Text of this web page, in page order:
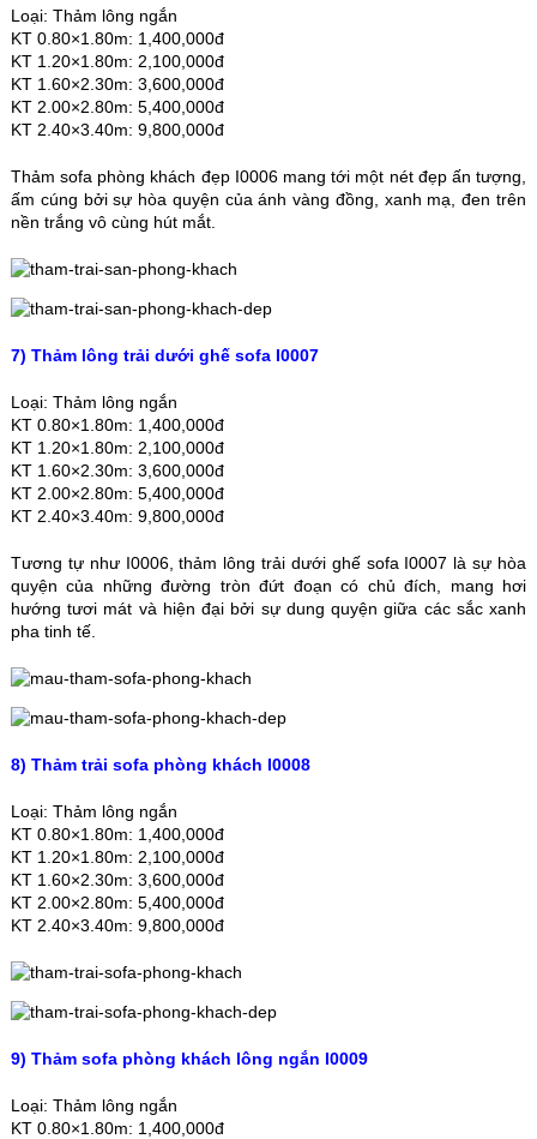
Loại: Thảm lông ngắn
KT 0.80×1.80m: 1,400,000đ
KT 1.20×1.80m: 2,100,000đ
KT 1.60×2.30m: 3,600,000đ
KT 2.00×2.80m: 5,400,000đ
KT 2.40×3.40m: 9,800,000đ
Thảm sofa phòng khách đẹp I0006 mang tới một nét đẹp ấn tượng,
ấm cúng bởi sự hòa quyện của ánh vàng đồng, xanh mạ, đen trên
nền trắng vô cùng hút mắt.
7) Thảm lông trải dưới ghế sofa I0007
Loại: Thảm lông ngắn
KT 0.80×1.80m: 1,400,000đ
KT 1.20×1.80m: 2,100,000đ
KT 1.60×2.30m: 3,600,000đ
KT 2.00×2.80m: 5,400,000đ
KT 2.40×3.40m: 9,800,000đ
Tương tự như I0006, thảm lông trải dưới ghế sofa I0007 là sự hòa
quyện của những đường tròn đứt đoạn có chủ đích, mang hơi
hướng tươi mát và hiện đại bởi sự dung quyện giữa các sắc xanh
pha tinh tế.
8) Thảm trải sofa phòng khách I0008
Loại: Thảm lông ngắn
KT 0.80×1.80m: 1,400,000đ
KT 1.20×1.80m: 2,100,000đ
KT 1.60×2.30m: 3,600,000đ
KT 2.00×2.80m: 5,400,000đ
KT 2.40×3.40m: 9,800,000đ
9) Thảm sofa phòng khách lông ngắn I0009
Loại: Thảm lông ngắn
KT 0.80×1.80m: 1,400,000đ